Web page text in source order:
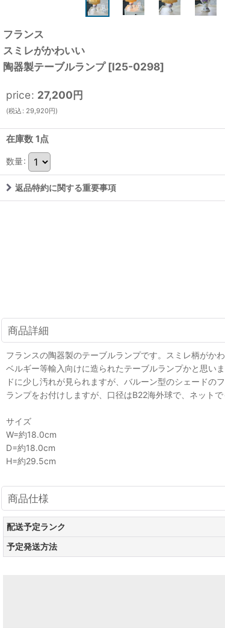
フランス
スミレがかわいい
陶器製テーブルランプ [I25-0298]
price: 27,200円
(税込 : 29,920円)
在庫数 1点
数量:
返品特約に関する重要事項
商品詳細
フランスの陶器製のテーブルランプです。スミレ柄がか
ベルギー等輸入向けに造られたテーブルランプかと思い
ドに少し汚れが見られますが、バルーン型のシェード
ランプをお付けしますが、口径はB22海外球で、ネット
サイズ
W=約18.0cm
D=約18.0cm
H=約29.5cm
商品仕様
配送予定ランク
予定発送方法